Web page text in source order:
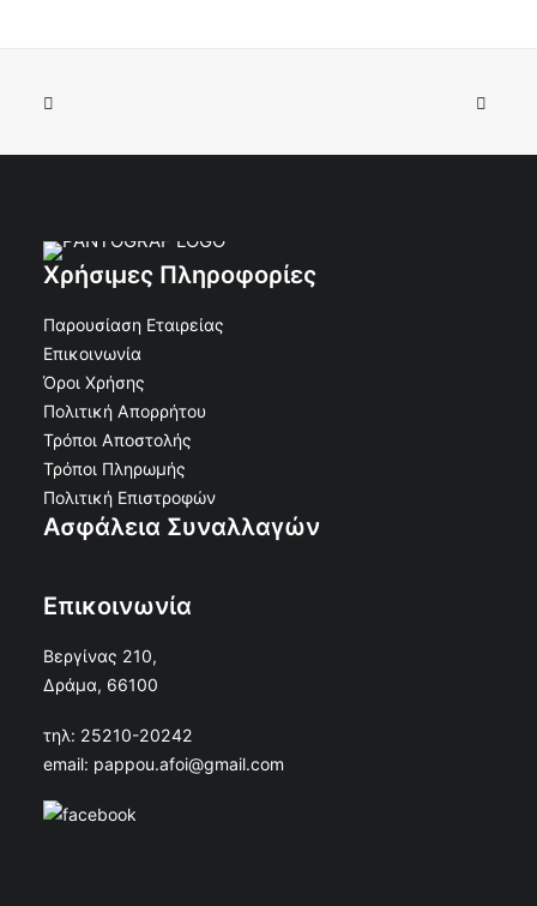
Χρήσιμες Πληροφορίες
Παρουσίαση Εταιρείας
Επικοινωνία
Όροι Χρήσης
Πολιτική Απορρήτου
Τρόποι Αποστολής
Τρόποι Πληρωμής
Πολιτική Επιστροφών
Ασφάλεια Συναλλαγών
Επικοινωνία
Βεργίνας 210,
Δράμα, 66100
τηλ: 25210-20242
email: pappou.afoi@gmail.com